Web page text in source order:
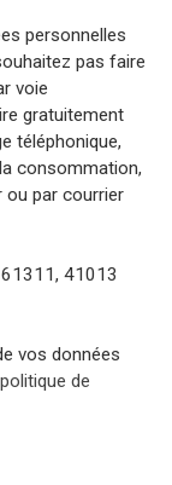
personnelles
pas faire
voie
gratuitement
téléphonique,
consommation,
ou par courrier
61311, 41013
vos données
politique de